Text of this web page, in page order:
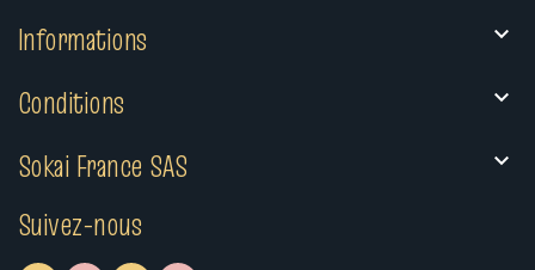
Informations 
Conditions 
Sokai France SAS 
Suivez-nous